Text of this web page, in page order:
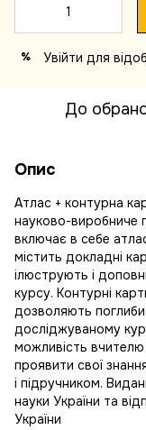
% Увійти для
До
Опис
Атлас + контурна
науково-виробниче
включає в себе
містить докладні
ілюструють і
курсу. Контурні
дозволяють
досліджуваному
можливість вчителю
проявити свої
і підручником.
науки України та
України